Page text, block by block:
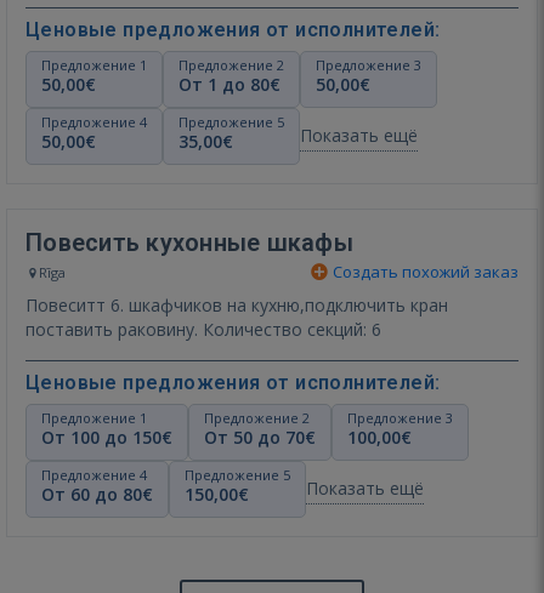
Ценовые предложения от исполнителей:
Предложение 1
50,00€
Предложение 2
От 1 до 80€
Предложение 3
50,00€
Предложение 4
50,00€
Предложение 5
35,00€ Показать ещё
Повесить кухонные шкафы
Rīga Создать похожий заказ
Повеситт 6. шкафчиков на кухню,подключить кран
поставить раковину. Количество секций: 6
Ценовые предложения от исполнителей:
Предложение 1
От 100 до 150€
Предложение 2
От 50 до 70€
Предложение 3
100,00€
Предложение 4
От 60 до 80€
Предложение 5
150,00€ Показать ещё